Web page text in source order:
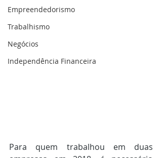
Empreendedorismo
Trabalhismo
Negócios
Independência Financeira
Para quem trabalhou em duas